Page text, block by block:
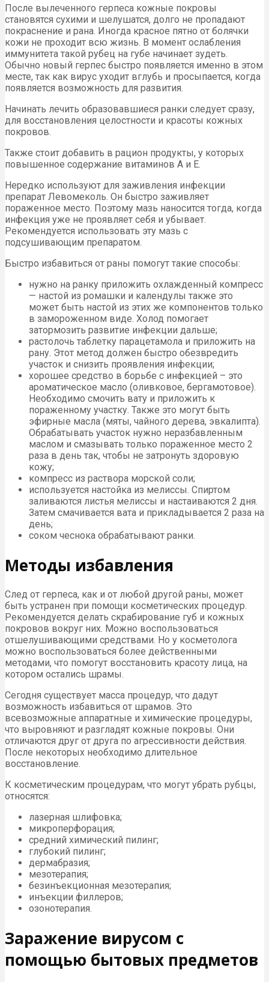
После вылеченного герпеса кожные покровы
становятся сухими и шелушатся, долго не пропадают
покраснение и рана. Иногда красное пятно от болячки
кожи не проходит всю жизнь. В момент ослабления
иммунитета такой рубец на губе начинает зудеть.
Обычно новый герпес быстро появляется именно в этом
месте, так как вирус уходит вглубь и просыпается, когда
появляется возможность для развития.
Начинать лечить образовавшиеся ранки следует сразу,
для восстановления целостности и красоты кожных
покровов.
Также стоит добавить в рацион продукты, у которых
повышенное содержание витаминов A и E.
Нередко используют для заживления инфекции
препарат Левомеколь. Он быстро заживляет
пораженное место. Поэтому мазь наносится тогда, когда
инфекция уже не проявляет себя и убывает.
Рекомендуется использовать эту мазь с
подсушивающим препаратом.
Быстро избавиться от раны помогут такие способы:
нужно на ранку приложить охлажденный компресс
— настой из ромашки и календулы также это
может быть настой из этих же компонентов только
в замороженном виде. Холод помогает
затормозить развитие инфекции дальше;
растолочь таблетку парацетамола и приложить на
рану. Этот метод должен быстро обезвредить
участок и снизить проявления инфекции;
хорошее средство в борьбе с инфекцией – это
ароматическое масло (оливковое, бергамотовое).
Необходимо смочить вату и приложить к
пораженному участку. Также это могут быть
эфирные масла (мяты, чайного дерева, эвкалипта).
Обрабатывать участок нужно неразбавленным
маслом и смазывать только пораженное место 2
раза в день так, чтобы не затронуть здоровую
кожу;
компресс из раствора морской соли;
используется настойка из мелиссы. Спиртом
заливаются листья мелиссы и настаиваются 2 дня.
Затем смачивается вата и прикладывается 2 раза на
день;
соком чеснока обрабатывают ранки.
Методы избавления
След от герпеса, как и от любой другой раны, может
быть устранен при помощи косметических процедур.
Рекомендуется делать скрабирование губ и кожных
покровов вокруг них. Можно воспользоваться
отшелушивающими средствами. Но у косметолога
можно воспользоваться более действенными
методами, что помогут восстановить красоту лица, на
котором остались шрамы.
Сегодня существует масса процедур, что дадут
возможность избавиться от шрамов. Это
всевозможные аппаратные и химические процедуры,
что выровняют и разгладят кожные покровы. Они
отличаются друг от друга по агрессивности действия.
После некоторых необходимо длительное
восстановление.
К косметическим процедурам, что могут убрать рубцы,
относятся:
лазерная шлифовка;
микроперфорация;
средний химический пилинг;
глубокий пилинг;
дермабразия;
мезотерапия;
безинъекционная мезотерапия;
инъекции филлеров;
озонотерапия.
Заражение вирусом с
помощью бытовых предметов